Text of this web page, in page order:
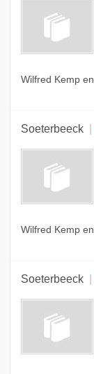
Wilfred Kemp en
Soeterbeeck
Wilfred Kemp en
Soeterbeeck